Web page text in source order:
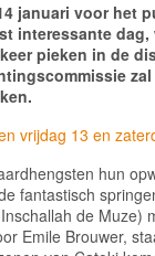
januari voor het
interessante
pieken in de
vrijdag 13 en
hun
fantastisch
de Muze)
Emile Brouwer,